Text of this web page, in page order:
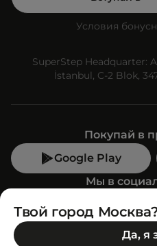
Условия
SuperStep Headquarter:
İstanbul, C-2 Blok,
Покупай в
Google Play
Мы в
+7 (499)
Твой город
Да, я